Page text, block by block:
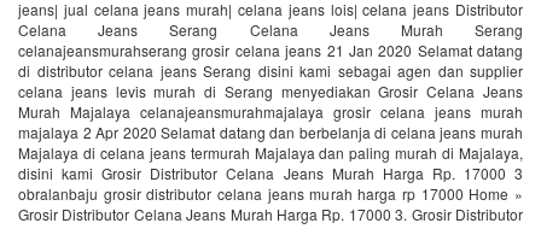
jeans| jual celana jeans murah| celana jeans lois| celana jeans Distributor
Celana Jeans Serang Celana Jeans Murah Serang
celanajeansmurahserang grosir celana jeans 21 Jan 2020 Selamat datang
di distributor celana jeans Serang disini kami sebagai agen dan supplier
celana jeans levis murah di Serang menyediakan Grosir Celana Jeans
Murah Majalaya celanajeansmurahmajalaya grosir celana jeans murah
majalaya 2 Apr 2020 Selamat datang dan berbelanja di celana jeans murah
Majalaya di celana jeans termurah Majalaya dan paling murah di Majalaya,
disini kami Grosir Distributor Celana Jeans Murah Harga Rp. 17000 3
obralanbaju grosir distributor celana jeans murah harga rp 17000 Home »
Grosir Distributor Celana Jeans Murah Harga Rp. 17000 3. Grosir Distributor